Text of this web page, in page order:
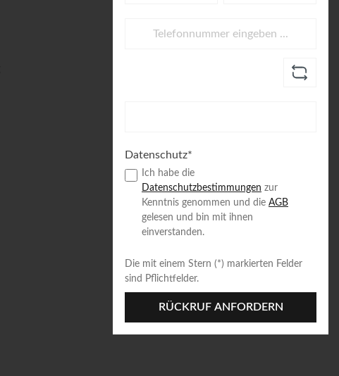
Datenschutz*
Ich habe die
Datenschutzbestimmungen zur
Kenntnis genommen und die AGB
gelesen und bin mit ihnen
einverstanden.
Die mit einem Stern (*) markierten Felder
sind Pflichtfelder.
RÜCKRUF ANFORDERN